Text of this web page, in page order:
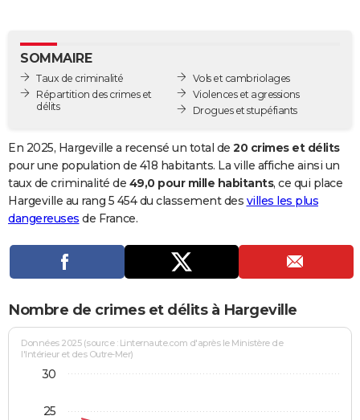
GUIDES D'ACHAT
BONS PLANS
Carte de Noël
Carte Bonne année
Carte Saint-Valentin
Carte Pâques
Carte d'anniversaire
DICTIONNAIRE
Dictionnaire
Biographies
Citations
Expressions
Proverbes
PROGRAMME TV
COPAINS D'AVANT
S'inscrire
Se connecter
Lycées
Collèges
Primaires
Universités
Entreprises
Service militaire
Avis de recherche
AVIS DE DÉCÈS
FORUM
Bricolage
Lifestyle
Culture
Sport
Auto
Television
Voyage
Cinema
SOMMAIRE
Taux de criminalité
Répartition des crimes et
délits
Vols et cambriolages
Violences et agressions
Drogues et stupéfiants
En 2025, Hargeville a recensé un total de 20 crimes et délits
pour une population de 418 habitants. La ville affiche ainsi un
taux de criminalité de 49,0 pour mille habitants, ce qui place
Hargeville au rang 5 454 du classement des villes les plus
dangereuses de France.
Nombre de crimes et délits à Hargeville
Données 2025 (source : Linternaute.com d'après le Ministère de
l'Intérieur et des Outre-Mer)
25
30